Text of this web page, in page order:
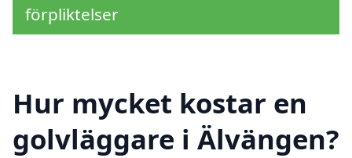
förpliktelser
Hur mycket kostar en
golvläggare i Älvängen?